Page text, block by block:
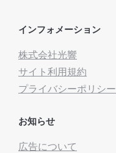
インフォメーション
株式会社光響
サイト利用規約
プライバシーポリシー
お知らせ
広告について